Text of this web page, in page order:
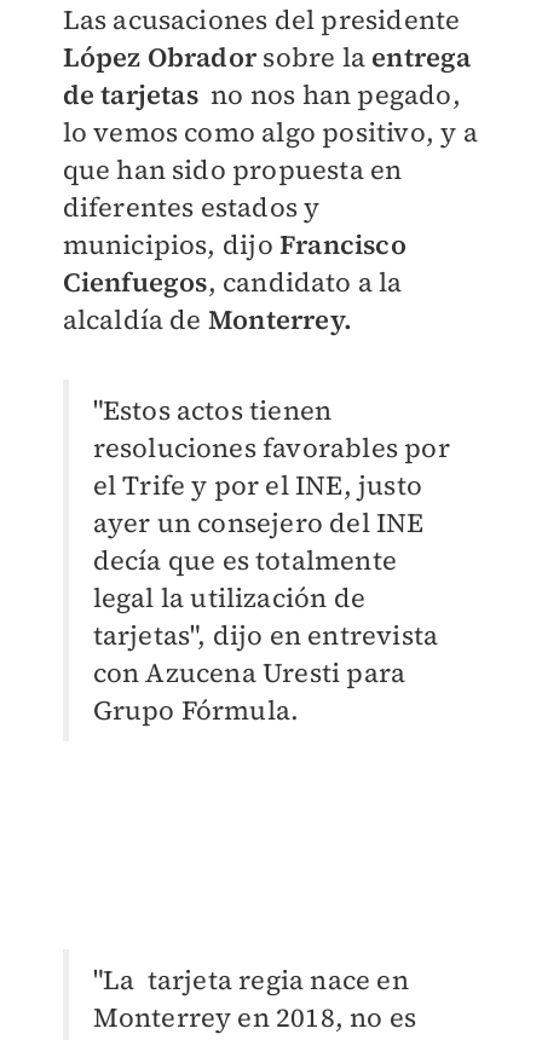
Las acusaciones del presidente
López Obradorsobre la entrega
de tarjetas no nos han pegado,
lo vemos como algo positivo, y a
que han sido propuesta en
diferentes estados y
municipios, dijo Francisco
Cienfuegos, candidato a la
alcaldía de Monterrey.
"Estos actos tienen
resoluciones favorables por
el Trife y por el INE, justo
ayer un consejero del INE
decía que es totalmente
legal la utilización de
tarjetas", dijo en entrevista
conAzucena Uresti para
Grupo Fórmula.
"La tarjeta regia nace en
Monterrey en 2018, no es